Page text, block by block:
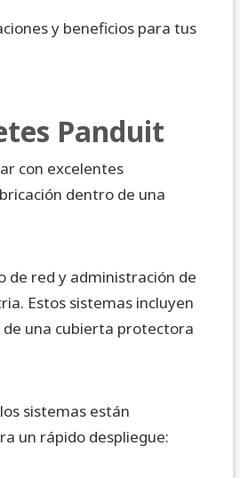
y beneficios para tus
Panduit
con excelentes
dentro de una
de red y administración de
Estos sistemas incluyen
una cubierta protectora
sistemas están
un rápido despliegue: